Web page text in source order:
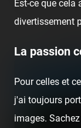
chasse aux
Est-ce que cela
divertissement
La passion
Pour celles et
j'ai toujours
images.